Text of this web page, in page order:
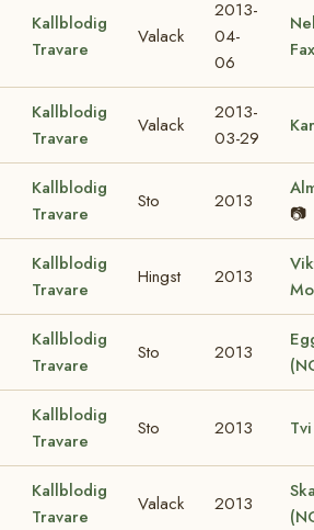
Kallblodig
Travare
Valack
2013-
04-
06
Kallblodig
Travare
Valack
2013-
03-29
Kallblodig
Travare
Sto 2013
📷
Kallblodig
Travare
Hingst 2013
Kallblodig
Travare
Sto 2013
Kallblodig
Travare
Sto 2013
Kallblodig
Travare
Valack 2013